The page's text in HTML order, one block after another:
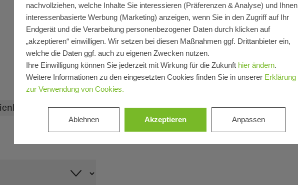
nachvollziehen, welche Inhalte Sie interessieren (Präferenzen & Analyse) und Ihnen
interessenbasierte Werbung (Marketing) anzeigen, wenn Sie in den Zugriff auf Ihr
Endgerät und die Verarbeitung personenbezogener Daten durch klicken auf
„akzeptieren“ einwilligen. Wir setzen bei diesen Maßnahmen ggf. Drittanbieter ein,
welche die Daten ggf. auch zu eigenen Zwecken nutzen.
Ihre Einwilligung können Sie jederzeit mit Wirkung für die Zukunft hier ändern.
Weitere Informationen zu den eingesetzten Cookies finden Sie in unserer Erklärung
zur Verwendung von Cookies.
Ablehnen Akzeptieren Anpassen